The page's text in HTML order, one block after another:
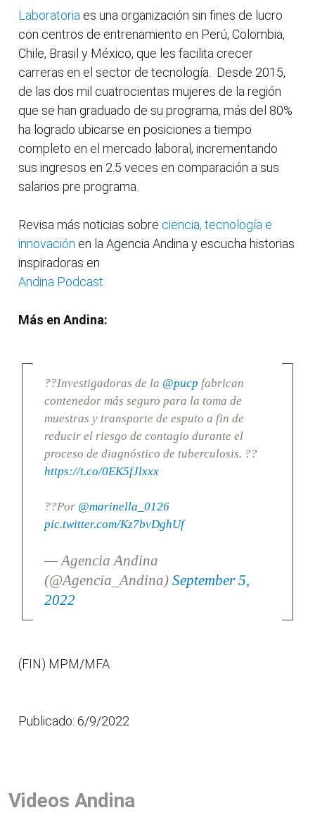
Laboratoria es una organización sin fines de lucro
con centros de entrenamiento en Perú, Colombia,
Chile, Brasil y México, que les facilita crecer
carreras en el sector de tecnología. Desde 2015,
de las dos mil cuatrocientas mujeres de la región
que se han graduado de su programa, más del 80%
ha logrado ubicarse en posiciones a tiempo
completo en el mercado laboral, incrementando
sus ingresos en 2.5 veces en comparación a sus
salarios pre programa.
Revisa más noticias sobre ciencia, tecnología e
innovación en la Agencia Andina y escucha historias
inspiradoras en
Andina Podcast.
Más en Andina:
??Investigadoras de la @pucp fabrican
contenedor más seguro para la toma de
muestras y transporte de esputo a fin de
reducir el riesgo de contagio durante el
proceso de diagnóstico de tuberculosis. ??
https://t.co/0EK5fJlxxx
??Por @marinella_0126
pic.twitter.com/Kz7bvDghUf
— Agencia Andina
(@Agencia_Andina) September 5,
2022
(FIN) MPM/MFA
Publicado: 6/9/2022
Videos Andina